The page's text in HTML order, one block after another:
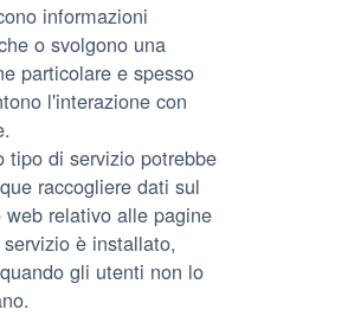
informazioni
o svolgono una
particolare e spesso
l'interazione con
tipo di servizio potrebbe
raccogliere dati sul
web relativo alle pagine
è installato,
gli utenti non lo